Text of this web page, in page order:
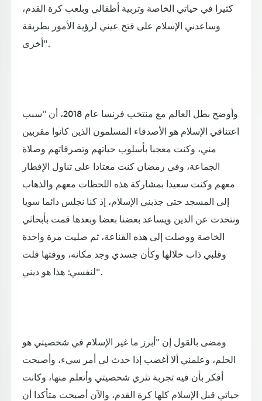
كثيرا في حياتي الخاصة وتربية أطفالي وبلعب كرة القدم،
وساعدني الإسلام على فتح عيني لرؤية الأمور بطريقة
أخرى".
وأوضح بطل العالم مع منتخب فرنسا عام 2018، أن "سبب
اعتناقي الإسلام هو الأصدقاء المسلمون الذين كانوا مقربين
مني، وكنت معجبا بأسلوب حياتهم وتصرفاتهم وصلاة
الجماعة، وفي رمضان كنت معتادا على تناول الإفطار
معهم وكنت سعيدا بمشاركة هذه اللحظات معهم والذهاب
إلى المسجد حتى جذبني الإسلام، إذ كنا نجلس دائما سويا
ونتحدث عن الدين ويساعد بعضنا بعضا وبعدها قمت بأبحاثي
الخاصة ووصلت إلى هذه القناعة، ثم صليت مرة واحدة
وقلبي ذاب خلالها وكأن جسدي وجد مكانه، ووقتها قلت
لنفسي: هذا هو ديني".
ومضى بالقول إن "أبرز ما غير الإسلام في شخصيتي هو
الحلم، وعلمني ألا أغضب إذا حدث لي أمر سيء، وأصبحت
أفكر بأن فيه تجربة تثري شخصيتي وأتعلم منها، وكانت
حياتي قبل الإسلام كلها كرة القدم، والآن أصبحت متأكدا أن